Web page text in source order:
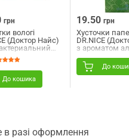
грн
вологі
(Доктор Найс)
шт
До кошика
19.50 грн
Хусточки
DR.NICE
з ароматом
До
в разі оформлення